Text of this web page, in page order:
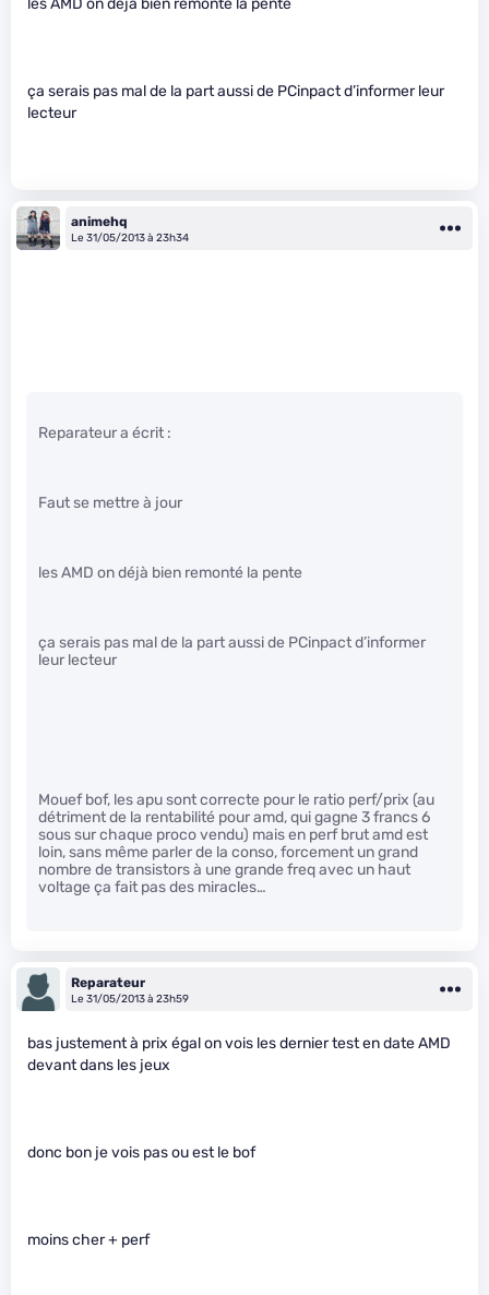
les AMD on déjà bien remonté la pente
ça serais pas mal de la part aussi de PCinpact d’informer leur
lecteur
animehq
Le 31/05/2013 à 23h34
Reparateur a écrit :
Faut se mettre à jour
les AMD on déjà bien remonté la pente
ça serais pas mal de la part aussi de PCinpact d’informer
leur lecteur
Mouef bof, les apu sont correcte pour le ratio perf/prix (au
détriment de la rentabilité pour amd, qui gagne 3 francs 6
sous sur chaque proco vendu) mais en perf brut amd est
loin, sans même parler de la conso, forcement un grand
nombre de transistors à une grande freq avec un haut
voltage ça fait pas des miracles…
Reparateur
Le 31/05/2013 à 23h59
bas justement à prix égal on vois les dernier test en date AMD
devant dans les jeux
donc bon je vois pas ou est le bof
moins cher + perf